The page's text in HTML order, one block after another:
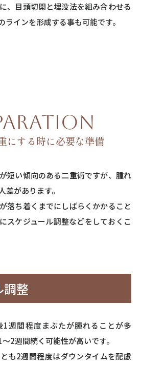
、目頭切開と埋没法を組み合わせる
ラインを形成する事も可能です。
にする時に必要な準備
短い傾向のある二重術ですが、腫れ
差があります。
落ち着くまでにしばらくかかること
スケジュール調整などをしておくこ
調整
週間程度まぶたが腫れることが多
2週間続く可能性が高いです。
も2週間程度はダウンタイムを配慮